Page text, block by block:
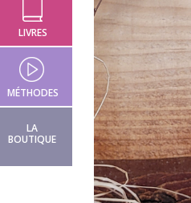
LA
BOUTIQUE
LIVRES
MÉTHODES